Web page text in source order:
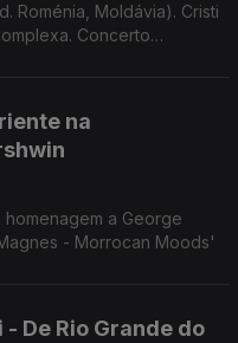
Roménia, Moldávia). Cristi
Concerto
na
a George
- Morrocan Moods'
De Rio Grande do